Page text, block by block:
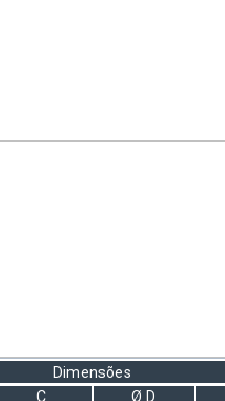
Dimensões
C Ø D